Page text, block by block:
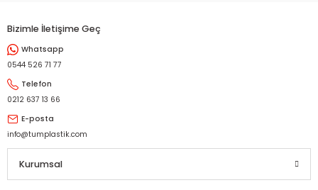
Bizimle İletişime Geç
Whatsapp
0544 526 71 77
Telefon
0212 637 13 66
E-posta
info@tumplastik.com
Kurumsal